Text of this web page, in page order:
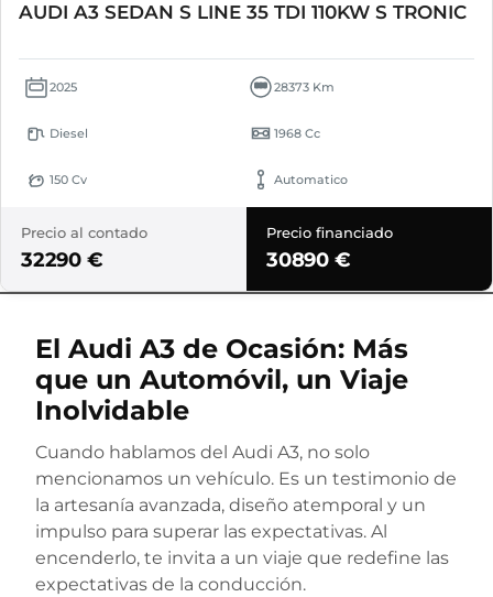
AUDI A3 SEDAN S LINE 35 TDI 110KW S TRONIC
2025 28373 Km
Diesel 1968 Cc
150 Cv Automatico
Precio financiado
30890 €
Precio al contado
32290 €
El Audi A3 de Ocasión: Más
que un Automóvil, un Viaje
Inolvidable
Cuando hablamos del Audi A3, no solo
mencionamos un vehículo. Es un testimonio de
la artesanía avanzada, diseño atemporal y un
impulso para superar las expectativas. Al
encenderlo, te invita a un viaje que redefine las
expectativas de la conducción.